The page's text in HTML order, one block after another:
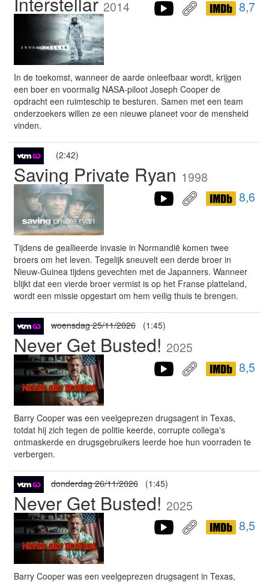
2014 8,7
In de toekomst, wanneer de aarde onleefbaar wordt, krijgen
een boer en voormalig NASA-piloot Joseph Cooper de
opdracht een ruimteschip te besturen. Samen met een team
onderzoekers willen ze een nieuwe planeet voor de mensheid
vinden.
(2:42)
Saving Private Ryan 1998
8,6
Tijdens de geallieerde invasie in Normandië komen twee
broers om het leven. Tegelijk sneuvelt een derde broer in
Nieuw-Guinea tijdens gevechten met de Japanners. Wanneer
blijkt dat een vierde broer vermist is op het Franse platteland,
wordt een missie opgestart om hem veilig thuis te brengen.
woensdag 25/11/2026 (1:45)
Never Get Busted! 2025
8,5
Barry Cooper was een veelgeprezen drugsagent in Texas,
totdat hij zich tegen de politie keerde, corrupte collega's
ontmaskerde en drugsgebruikers leerde hoe hun voorraden te
verbergen.
donderdag 26/11/2026 (1:45)
Never Get Busted! 2025
8,5
Barry Cooper was een veelgeprezen drugsagent in Texas,